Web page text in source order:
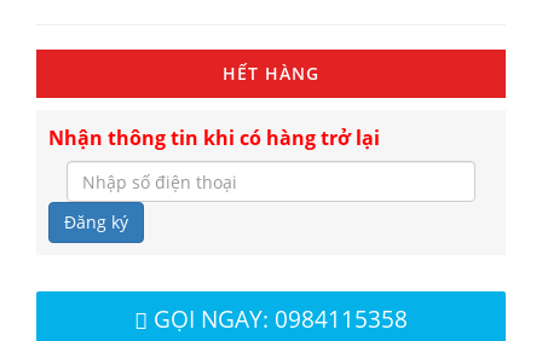
HẾT HÀNG
Nhận thông tin khi có hàng trở lại
Đăng ký
GỌI NGAY: 0984115358